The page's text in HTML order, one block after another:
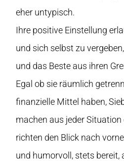
eher untypisch.
Ihre positive Einstellung
und sich selbst zu
und das Beste aus ihren
Egal ob sie räumlich
finanzielle Mittel haben,
machen aus jeder Situation
richten den Blick nach
und humorvoll, stets bereit,